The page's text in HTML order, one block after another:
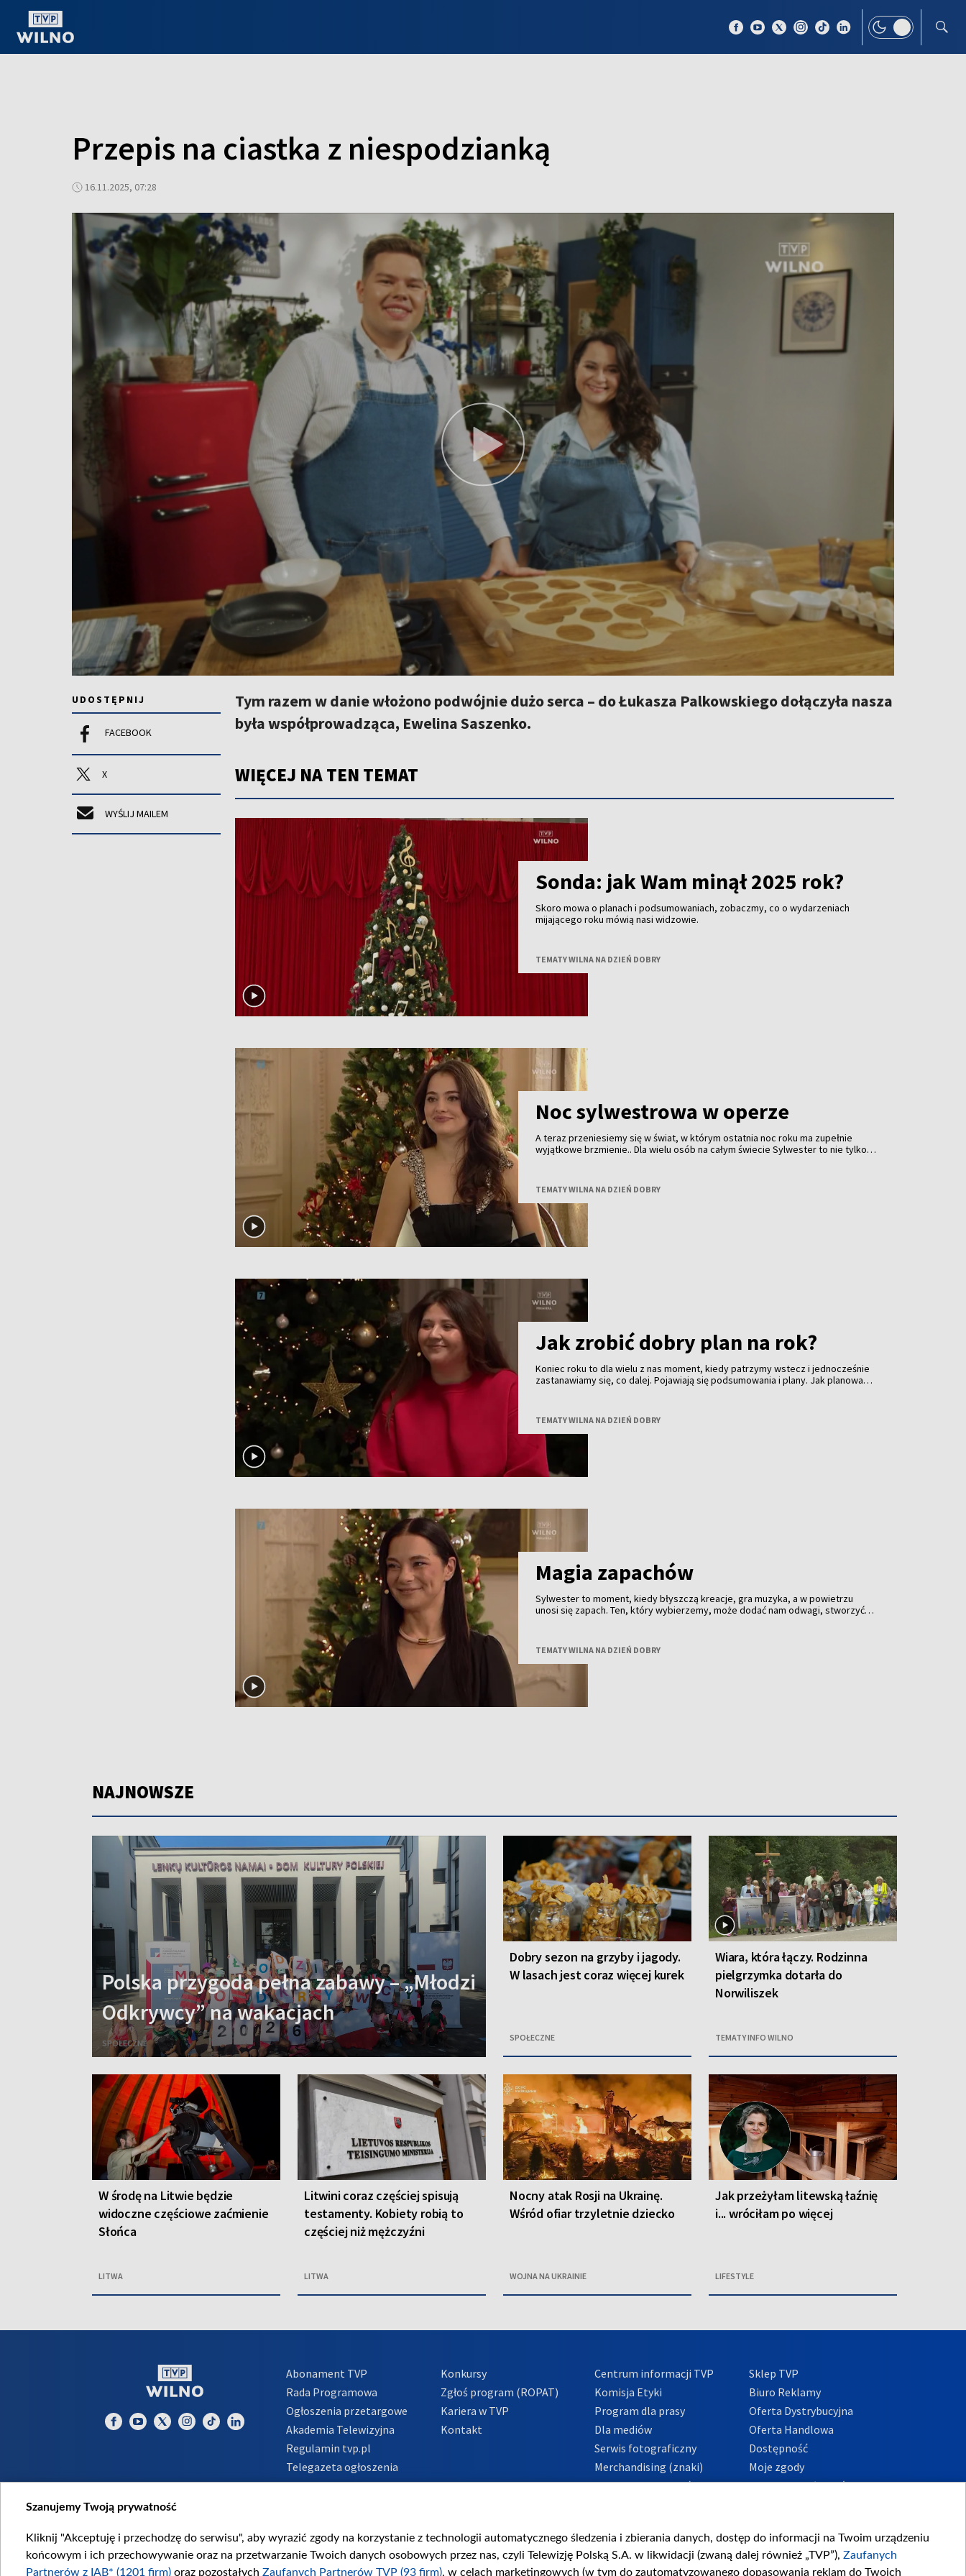
Przepis na ciastka z niespodzianką
16.11.2025, 07:28
UDOSTĘPNIJ
FACEBOOK
X
WYŚLIJ MAILEM
Tym razem w danie włożono podwójnie dużo serca – do Łukasza Palkowskiego dołączyła nasza
była współprowadząca, Ewelina Saszenko.
WIĘCEJ NA TEN TEMAT
Sonda: jak Wam minął 2025 rok?
Skoro mowa o planach i podsumowaniach, zobaczmy, co o wydarzeniach
mijającego roku mówią nasi widzowie.
TEMATY WILNA NA DZIEŃ DOBRY
Noc sylwestrowa w operze
A teraz przeniesiemy się w świat, w którym ostatnia noc roku ma zupełnie
wyjątkowe brzmienie.. Dla wielu osób na całym świecie Sylwester to nie tylko
śpiewaczka, artystka i osoba, która operę zna nie tylko z widowni, ale przede
wszystkim ze sceny.
TEMATY WILNA NA DZIEŃ DOBRY
Jak zrobić dobry plan na rok?
Koniec roku to dla wielu z nas moment, kiedy patrzymy wstecz i jednocześnie
zastanawiamy się, co dalej. Pojawiają się podsumowania i plany. Jak planować
relacjami i codziennymi wyzwaniami, które wszyscy znamy aż za dobrze.
TEMATY WILNA NA DZIEŃ DOBRY
Magia zapachów
Sylwester to moment, kiedy błyszczą kreacje, gra muzyka, a w powietrzu
unosi się zapach. Ten, który wybierzemy, może dodać nam odwagi, stworzyć
TEMATY WILNA NA DZIEŃ DOBRY
NAJNOWSZE
Polska przygoda pełna zabawy – „Młodzi
Odkrywcy” na wakacjach
SPOŁECZNE
Dobry sezon na grzyby i jagody.
W lasach jest coraz więcej kurek
SPOŁECZNE
Wiara, która łączy. Rodzinna
pielgrzymka dotarła do
Norwiliszek
TEMATY INFO WILNO
W środę na Litwie będzie
widoczne częściowe zaćmienie
Słońca
LITWA
Litwini coraz częściej spisują
testamenty. Kobiety robią to
częściej niż mężczyźni
LITWA
Nocny atak Rosji na Ukrainę.
Wśród ofiar trzyletnie dziecko
WOJNA NA UKRAINIE
Jak przeżyłam litewską łaźnię
i... wróciłam po więcej
LIFESTYLE
Abonament TVP
Rada Programowa
Ogłoszenia przetargowe
Akademia Telewizyjna
Regulamin tvp.pl
Telegazeta ogłoszenia
Informacje o nadawcy
Konkursy
Zgłoś program (ROPAT)
Kariera w TVP
Kontakt
Centrum informacji TVP
Komisja Etyki
Program dla prasy
Dla mediów
Serwis fotograficzny
Merchandising (znaki)
Polityka Prywatności
Sklep TVP
Biuro Reklamy
Oferta Dystrybucyjna
Oferta Handlowa
Dostępność
Moje zgody
Procedura zgłoszeń
Szanujemy Twoją prywatność
Kliknij "Akceptuję i przechodzę do serwisu", aby wyrazić zgody na korzystanie z technologii automatycznego śledzenia i zbierania danych, dostęp do informacji na Twoim urządzeniu
końcowym i ich przechowywanie oraz na przetwarzanie Twoich danych osobowych przez nas, czyli Telewizję Polską S.A. w likwidacji (zwaną dalej również „TVP”), Zaufanych
Partnerów z IAB* (1201 firm) oraz pozostałych Zaufanych Partnerów TVP (93 firm), w celach marketingowych (w tym do zautomatyzowanego dopasowania reklam do Twoich